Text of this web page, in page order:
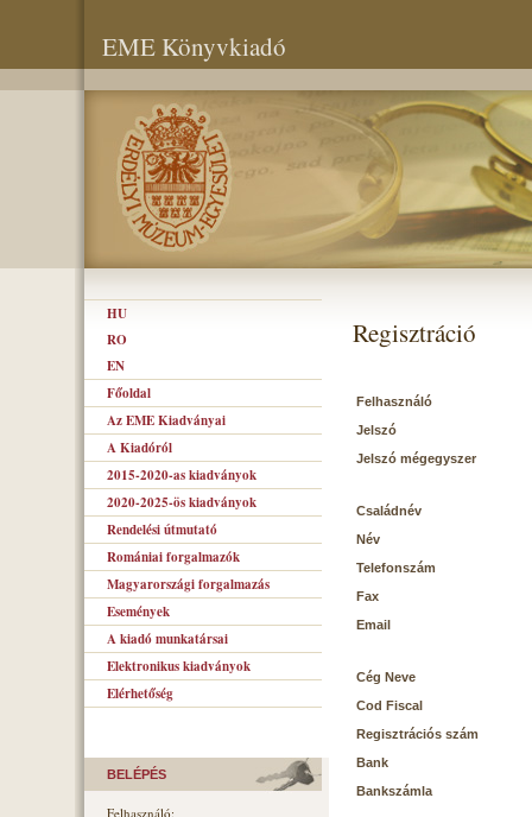
EME Könyvkiadó
HU
RO
EN
Főoldal
Az EME Kiadványai
A Kiadóról
2015-2020-as kiadványok
2020-2025-ös kiadványok
Rendelési útmutató
Romániai forgalmazók
Magyarországi forgalmazás
Események
A kiadó munkatársai
Elektronikus kiadványok
Elérhetőség
BELÉPÉS
Felhasználó:
Regisztráció
Felhasználó
Jelszó
Jelszó mégegyszer
Családnév
Név
Telefonszám
Fax
Email
Cég Neve
Cod Fiscal
Regisztrációs szám
Bank
Bankszámla